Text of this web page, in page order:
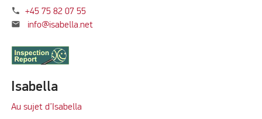
phone +45 75 82 07 55
mail info@isabella.net
Isabella
Au sujet d’Isabella